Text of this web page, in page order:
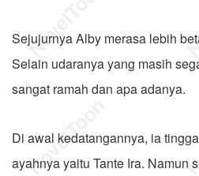
Sejujurnya Alby merasa lebih
Selain udaranya yang masih
sangat ramah dan apa adanya.
Di awal kedatangannya, ia
ayahnya yaitu Tante Ira. Namun